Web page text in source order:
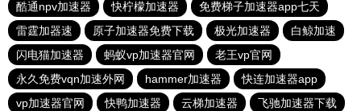
酷通npv加速器
快柠檬加速器
免费梯子加速器app七天
雷霆加器速
原子加速器免费下载 极光加速器
白鲸加速
闪电猫加速器
蚂蚁vp加速器官网
老王vp官网
永久免费vqn加速外网
hammer加速器
快连加速器app
vp加速器官网
快鸭加速器 云梯加速器
飞驰加速器下载